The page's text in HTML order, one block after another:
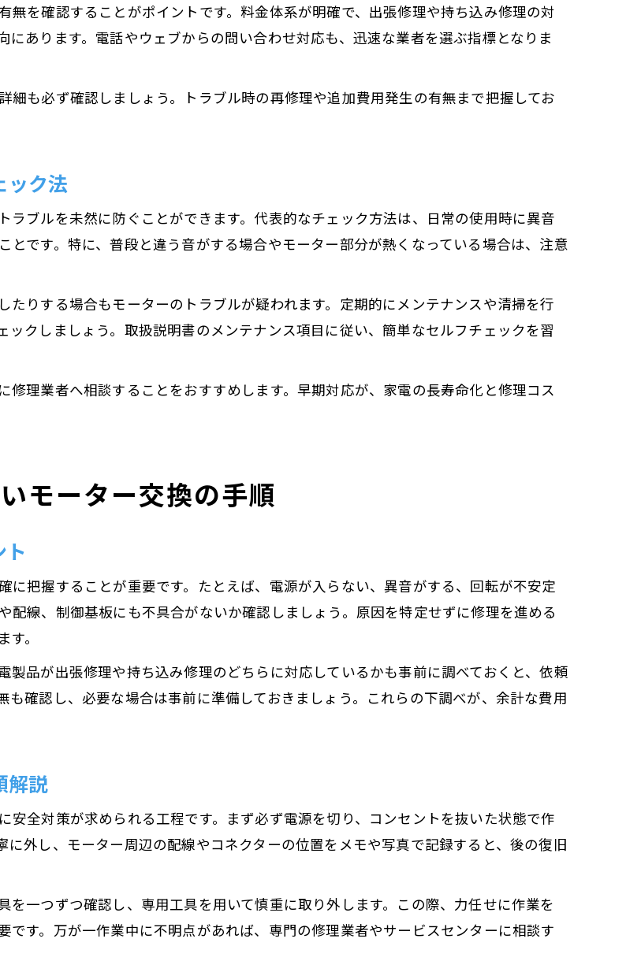
無を確認することがポイントです。料金体系が明確で、出張修理や持ち込み修理の対
あります。電話やウェブからの問い合わせ対応も、迅速な業者を選ぶ指標となりま
も必ず確認しましょう。トラブル時の再修理や追加費用発生の有無まで把握してお
ック法
ブルを未然に防ぐことができます。代表的なチェック方法は、日常の使用時に異音
です。特に、普段と違う音がする場合やモーター部分が熱くなっている場合は、注意
たりする場合もモーターのトラブルが疑われます。定期的にメンテナンスや清掃を行
クしましょう。取扱説明書のメンテナンス項目に従い、簡単なセルフチェックを習
理業者へ相談することをおすすめします。早期対応が、家電の長寿命化と修理コス
モーター交換の手順
に把握することが重要です。たとえば、電源が入らない、異音がする、回転が不安定
配線、制御基板にも不具合がないか確認しましょう。原因を特定せずに修理を進める
。
製品が出張修理や持ち込み修理のどちらに対応しているかも事前に調べておくと、依頼
確認し、必要な場合は事前に準備しておきましょう。これらの下調べが、余計な費用
解説
全対策が求められる工程です。まず必ず電源を切り、コンセントを抜いた状態で作
外し、モーター周辺の配線やコネクターの位置をメモや写真で記録すると、後の復旧
一つずつ確認し、専用工具を用いて慎重に取り外します。この際、力任せに作業を
す。万が一作業中に不明点があれば、専門の修理業者やサービスセンターに相談す